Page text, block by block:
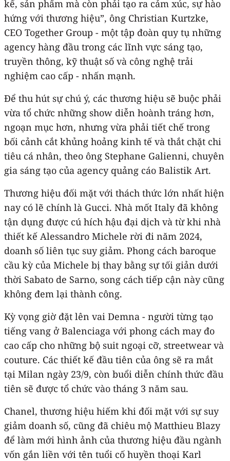
kế, sản phẩm mà còn phải tạo ra cảm xúc, sự hào
hứng với thương hiệu”, ông Christian Kurtzke,
CEO Together Group - một tập đoàn quy tụ những
agency hàng đầu trong các lĩnh vực sáng tạo,
truyền thông, kỹ thuật số và công nghệ trải
nghiệm cao cấp - nhấn mạnh.
Để thu hút sự chú ý, các thương hiệu sẽ buộc phải
vừa tổ chức những show diễn hoành tráng hơn,
ngoạn mục hơn, nhưng vừa phải tiết chế trong
bối cảnh cắt khủng hoảng kinh tế và thắt chặt chi
tiêu cá nhân, theo ông Stephane Galienni, chuyên
gia sáng tạo của agency quảng cáo Balistik Art.
Thương hiệu đối mặt với thách thức lớn nhất hiện
nay có lẽ chính là Gucci. Nhà mốt Italy đã không
tận dụng được cú hích hậu đại dịch và từ khi nhà
thiết kế Alessandro Michele rời đi năm 2024,
doanh số liên tục suy giảm. Phong cách baroque
cầu kỳ của Michele bị thay bằng sự tối giản dưới
thời Sabato de Sarno, song cách tiếp cận này cũng
không đem lại thành công.
Kỳ vọng giờ đặt lên vai Demna - người từng tạo
tiếng vang ở Balenciaga với phong cách may đo
cao cấp cho những bộ suit ngoại cỡ, streetwear và
couture. Các thiết kế đầu tiên của ông sẽ ra mắt
tại Milan ngày 23/9, còn buổi diễn chính thức đầu
tiên sẽ được tổ chức vào tháng 3 năm sau.
Chanel, thương hiệu hiếm khi đối mặt với sự suy
giảm doanh số, cũng đã chiêu mộ Matthieu Blazy
để làm mới hình ảnh của thương hiệu đầu ngành
vốn gắn liền với tên tuổi cố huyền thoại Karl